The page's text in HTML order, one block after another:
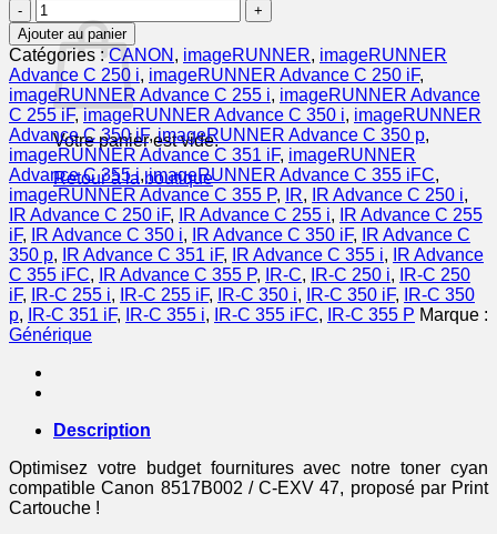
Votre panier est vide.
Retour à la boutique
quantité
de
8517B002
/
C-
EXV
47
-
toner
compatible
Canon
-
cyan
Ajouter au panier
Catégories :CANON , imageRUNNER, imageRUNNER
Advance C 250 i, imageRUNNER Advance C 250 iF,
imageRUNNER Advance C 255 i, imageRUNNER Advance
C 255 iF,imageRUNNER Advance C 350 i, imageRUNNER
Advance C 350 iF,imageRUNNER Advance C 350 p,
imageRUNNER Advance C 351 iF, imageRUNNER
Advance C 355 i,imageRUNNER Advance C 355 iFC,
imageRUNNER Advance C 355 P, IR, IR Advance C 250 i,
IR Advance C 250 iF, IR Advance C 255 i,
IR Advance C 255
iF, IR Advance C 350 i, IR Advance C 350 iF,
IR Advance C
350 p, IR Advance C 351 iF, IR Advance C 355 i,
IR Advance
C 355 iFC, IR Advance C 355 P, IR-C, IR-C 250 i,
IR-C 250
iF, IR-C 255 i, IR-C 255 iF, IR-C 350 i, IR-C 350 iF,
IR-C 350
p, IR-C 351 iF, IR-C 355 i, IR-C 355 iFC, IR-C 355 P Marque :
Générique
Description
Optimisez votre budget fournitures avec notre toner cyan
compatible Canon 8517B002 / C-EXV 47, proposé par Print
Cartouche !